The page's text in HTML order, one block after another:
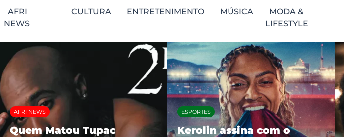
AFRI
NEWS
CULTURA ENTRETENIMENTO MÚSICA
MODA &
LIFESTYLE
AFRI NEWS
Quem Matou Tupac
ESPORTES
Kerolin assina com o